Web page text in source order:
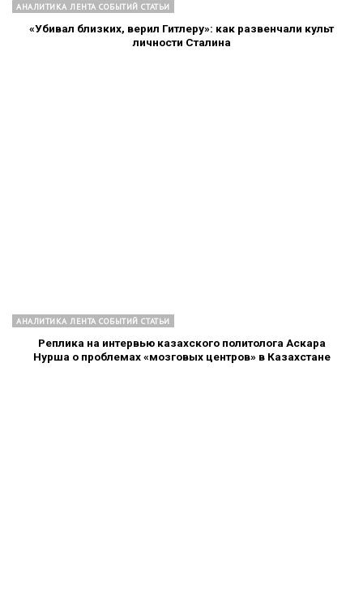
АНАЛИТИКА ЛЕНТА СОБЫТИЙ СТАТЬИ
«Убивал близких, верил Гитлеру»: как развенчали культ
личности Сталина
АНАЛИТИКА ЛЕНТА СОБЫТИЙ СТАТЬИ
Реплика на интервью казахского политолога Аскара
Нурша о проблемах «мозговых центров» в Казахстане